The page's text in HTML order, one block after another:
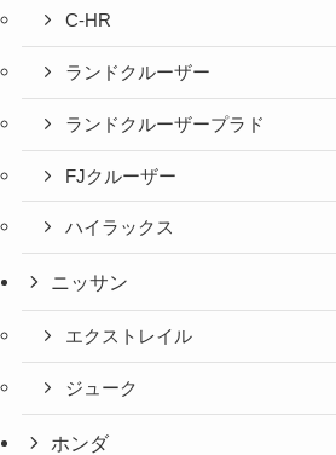
C-HR
ランドクルーザー
ランドクルーザープラド
FJクルーザー
ハイラックス
ニッサン
エクストレイル
ジューク
ホンダ